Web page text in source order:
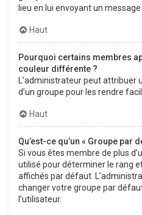
lieu en lui envoyant un message
Haut
Pourquoi certains membres
couleur différente ?
L’administrateur peut attribuer
d’un groupe pour les rendre
Haut
Qu’est-ce qu’un « Groupe par
Si vous êtes membre de plus
utilisé pour déterminer le rang
affichés par défaut.
changer votre groupe par
l’utilisateur.